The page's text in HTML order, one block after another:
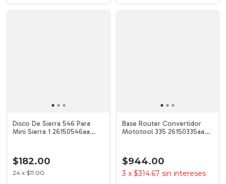
Disco De Sierra 546 Para
Mini Sierra 1 26150546aa
$182.00
24 x $11.00
Base Router Convertidor
Mototool 335 26150335aa
$944.00
3 x $314.67 sin intereses